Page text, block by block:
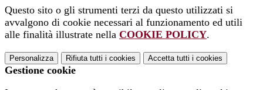
Questo sito o gli strumenti terzi da questo utilizzati si
avvalgono di cookie necessari al funzionamento ed utili
alle finalità illustrate nella COOKIE POLICY.
Personalizza Rifiuta tutti i cookies Accetta tutti i cookies
Gestione cookie